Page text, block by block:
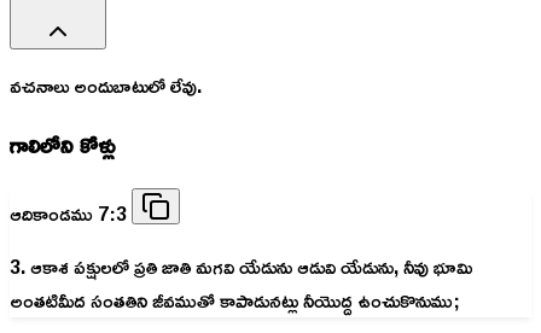
వచనాలు అందుబాటులో లేవు.
గాలిలోని కోళ్లు
ఆదికాండము 7:3
3. ఆకాశ పక్షులలో ప్రతి జాతి మగవి యేడును ఆడువి యేడును, నీవు భూమి
అంతటిమీద సంతతిని జీవముతో కాపాడునట్లు నీయొద్ద ఉంచుకొనుము;